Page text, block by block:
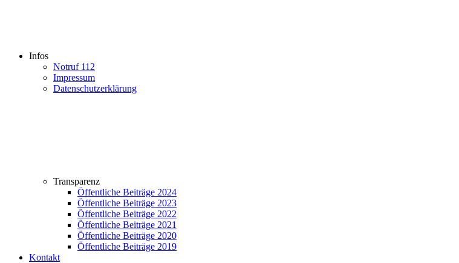
Infos
Notruf 112
Impressum
Datenschutzerklärung
Transparenz
Öffentliche Beiträge 2024
Öffentliche Beiträge 2023
Öffentliche Beiträge 2022
Öffentliche Beiträge 2021
Öffentliche Beiträge 2020
Öffentliche Beiträge 2019
Kontakt